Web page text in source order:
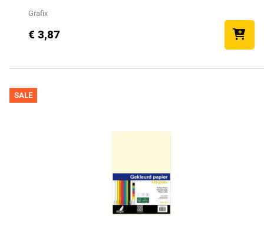
Grafix
€ 3,87
SALE